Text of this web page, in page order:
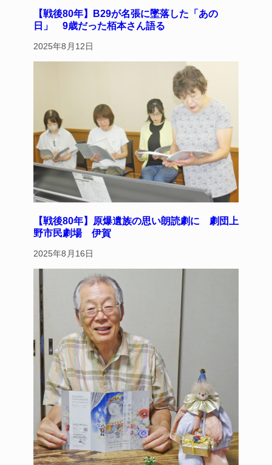
【戦後80年】B29が名張に墜落した「あの
日」 9歳だった栢本さん語る
2025年8月12日
【戦後80年】原爆遺族の思い朗読劇に 劇団上
野市民劇場 伊賀
2025年8月16日